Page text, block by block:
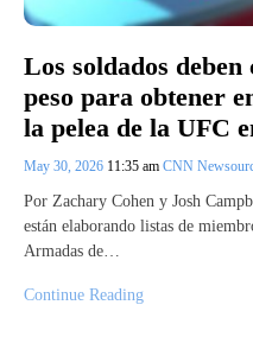
Los soldados
peso para obtener
la pelea de la UFC
May 30, 2026 11:35 am CNN
Por Zachary Cohen y Josh
están elaborando listas de
Armadas de…
Continue Reading